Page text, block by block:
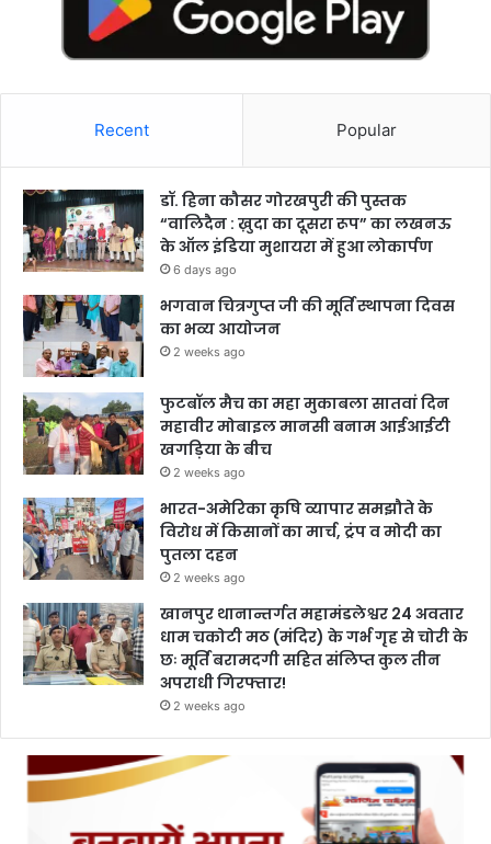
Recent Popular
डॉ. हिना कौसर गोरखपुरी की पुस्तक
“वालिदैन : ख़ुदा का दूसरा रूप” का लखनऊ
के ऑल इंडिया मुशायरा में हुआ लोकार्पण
6 days ago
भगवान चित्रगुप्त जी की मूर्ति स्थापना दिवस
का भव्य आयोजन
2 weeks ago
फुटबॉल मैच का महा मुकाबला सातवां दिन
महावीर मोबाइल मानसी बनाम आईआईटी
खगड़िया के बीच
2 weeks ago
भारत-अमेरिका कृषि व्यापार समझौते के
विरोध में किसानों का मार्च, ट्रंप व मोदी का
पुतला दहन
2 weeks ago
खानपुर थानान्तर्गत महामंडलेश्वर 24 अवतार
धाम चकोटी मठ (मंदिर) के गर्भ गृह से चोरी के
छः मूर्ति बरामदगी सहित संलिप्त कुल तीन
अपराधी गिरफ्तार!
2 weeks ago